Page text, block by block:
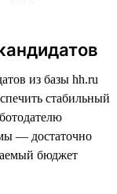
из базы hh.ru
стабильный
— достаточно
бюджет